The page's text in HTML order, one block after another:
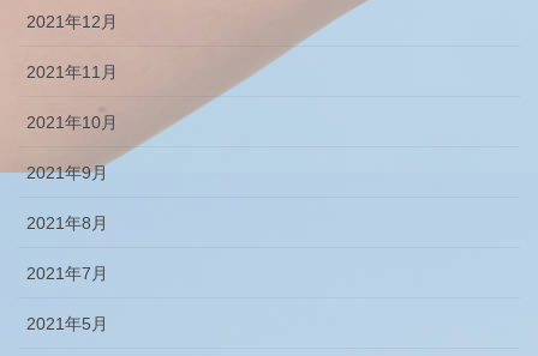
2021年12月
2021年11月
2021年10月
2021年9月
2021年8月
2021年7月
2021年5月